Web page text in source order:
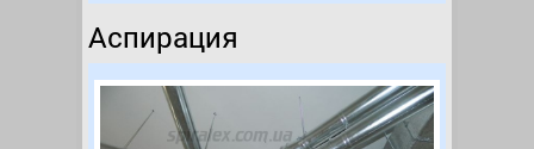
Аспирация